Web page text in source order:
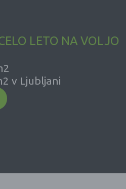
LETO NA VOLJO
v Ljubljani